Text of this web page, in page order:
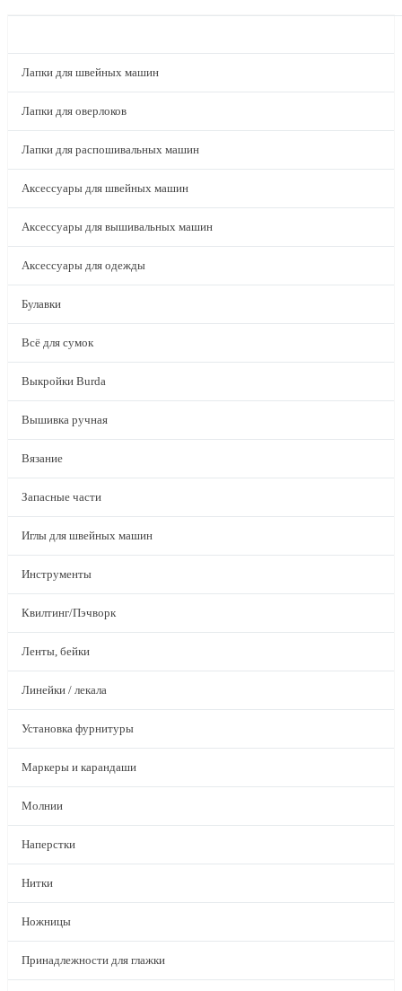
Лапки для швейных машин
Лапки для оверлоков
Лапки для распошивальных машин
Аксессуары для швейных машин
Аксессуары для вышивальных машин
Аксессуары для одежды
Булавки
Всё для сумок
Выкройки Burda
Вышивка ручная
Вязание
Запасные части
Иглы для швейных машин
Инструменты
Квилтинг/Пэчворк
Ленты, бейки
Линейки / лекала
Установка фурнитуры
Маркеры и карандаши
Молнии
Наперстки
Нитки
Ножницы
Принадлежности для глажки